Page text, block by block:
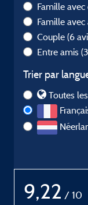
Famille
Famille
Couple (6
Entre amis
Trier par
Toutes
9,22 / 10